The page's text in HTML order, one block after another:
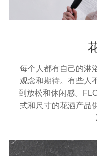
每个人都有自己的淋
观念和期待。有些人
到放松和休闲感。
式和尺寸的花洒产品